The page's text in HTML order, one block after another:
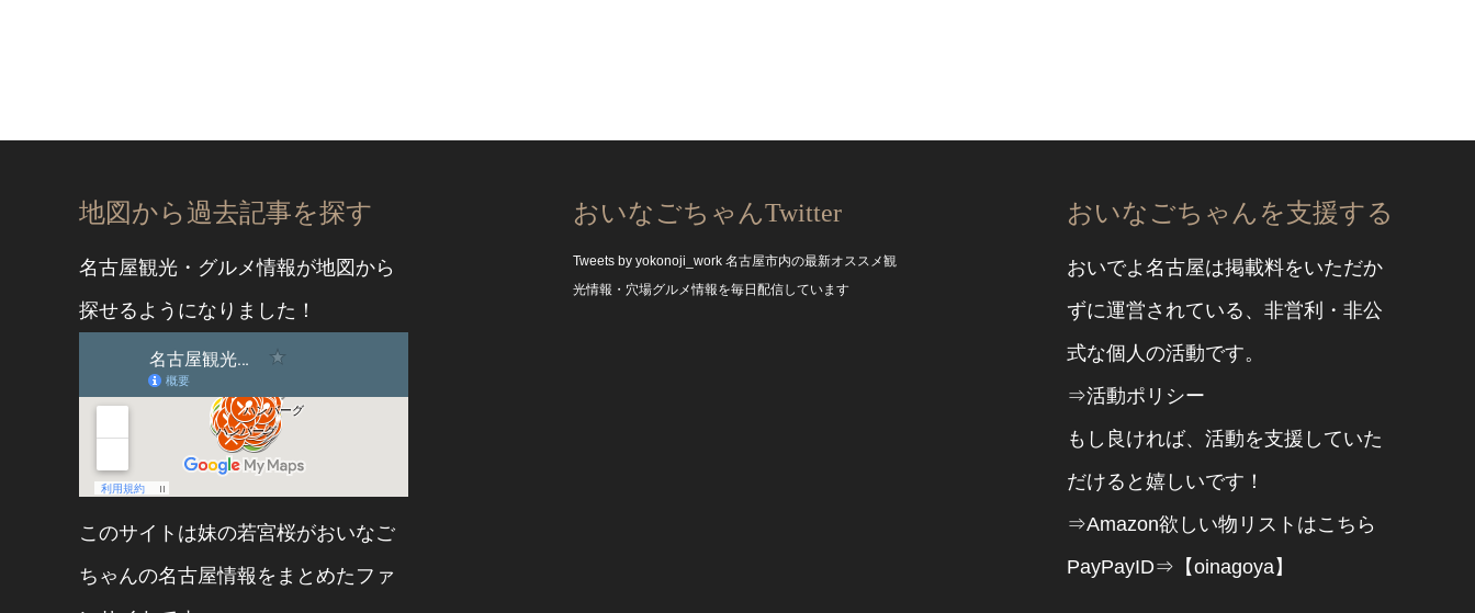
地図から過去記事を探す
名古屋観光・グルメ情報が地図から
探せるようになりました！
このサイトは妹の若宮桜がおいなご
ちゃんの名古屋情報をまとめたファ
おいなごちゃんTwitter
Tweets by yokonoji_work 名古屋市内の最新オススメ観
光情報・穴場グルメ情報を毎日配信しています
おいなごちゃんを支援する
おいでよ名古屋は掲載料をいただか
ずに運営されている、非営利・非公
式な個人の活動です。
⇒活動ポリシー
もし良ければ、活動を支援していた
だけると嬉しいです！
⇒Amazon欲しい物リストはこちら
PayPayID⇒【oinagoya】